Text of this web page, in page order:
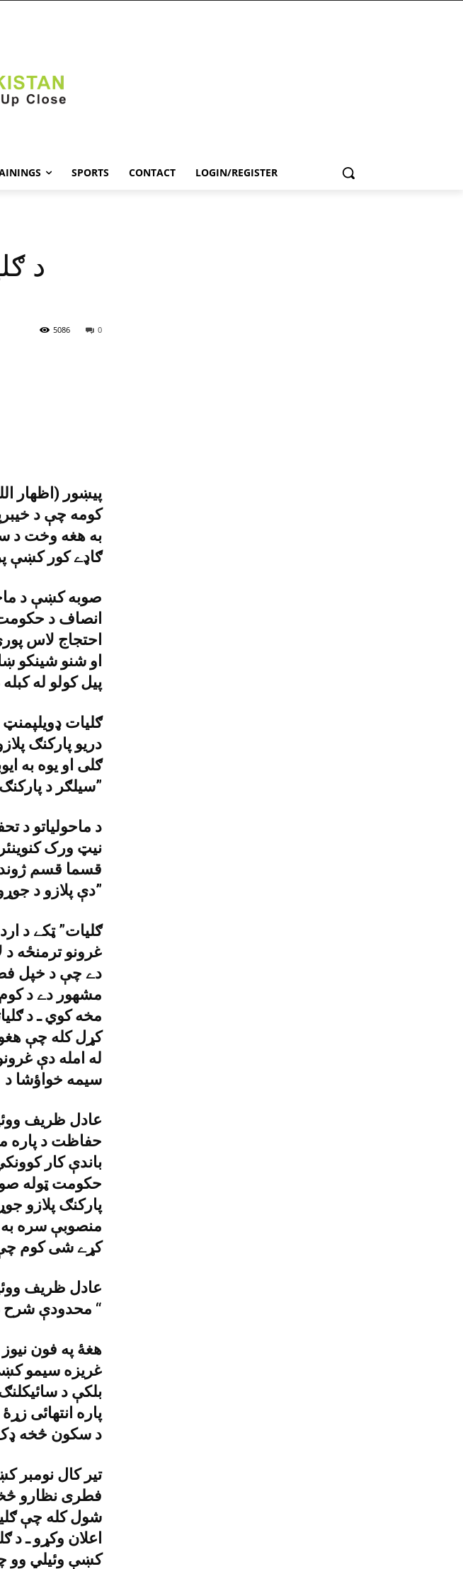
SPORTS CONTACT LOGIN/REGISTER
د
0
5086
پيښور (اظهار
کومه چې د
به هغه وخت د
ګاډے کور کښې
صوبه کښې د
انصاف د حکومت
احتجاج لاس
او شنو شينکو
پيل کولو له
ګليات
دريو پارکنګ
ګلى او يوه به
سيلګر د پارکنګ کړمو سره نۀ مخ کيږي ـ”
د ماحولياتو د
نيټ ورک
قسما قسم
دې پلازو د جوړولو د پاره د زرګونو اونو وهل وي ـ”
غرونو ترمنځه د
دے چې د خپل
مشهور دے د
مخه کوي ـ د
کړل کله چې
له امله دې
سيمه خواؤشا د ٥٠ نه ٨٠ کلوميټرو پورې خوره وره ده ـ
عادل ظريف
حفاظت د پاره
باندې کار
حکومت ټوله
پارکنګ پلازو
کړے شى کوم چې
عادل ظريف
محدودې شرح د ګټې د پاره د اونو وهل ګټور ثابتيدے شى ؟ “
هغۀ په فون
غريزه سيمو
بلکې د
پاره انتهائى
د سکون څخه
تير کال نومبر
فطرى نظارو
شول کله چې
اعلان وکړو ـ د
کښې وئيلي وو